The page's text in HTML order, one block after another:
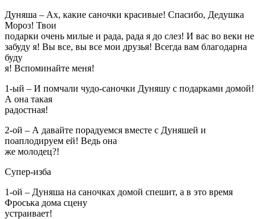
Дуняша – Ах, какие саночки красивые! Спасибо, Дедушка
Мороз! Твои
подарки очень милые и рада, рада я до слез! И вас во веки не
забуду я! Вы все, вы все мои друзья! Всегда вам благодарна
буду
я! Вспоминайте меня!
1-ый – И помчали чудо-саночки Дуняшу с подарками домой!
А она такая
радостная!
2-ой – А давайте порадуемся вместе с Дуняшей и
поаплодируем ей! Ведь она
же молодец?!
Супер-изба
1-ой – Дуняша на саночках домой спешит, а в это время
Фроська дома сцену
устраивает!